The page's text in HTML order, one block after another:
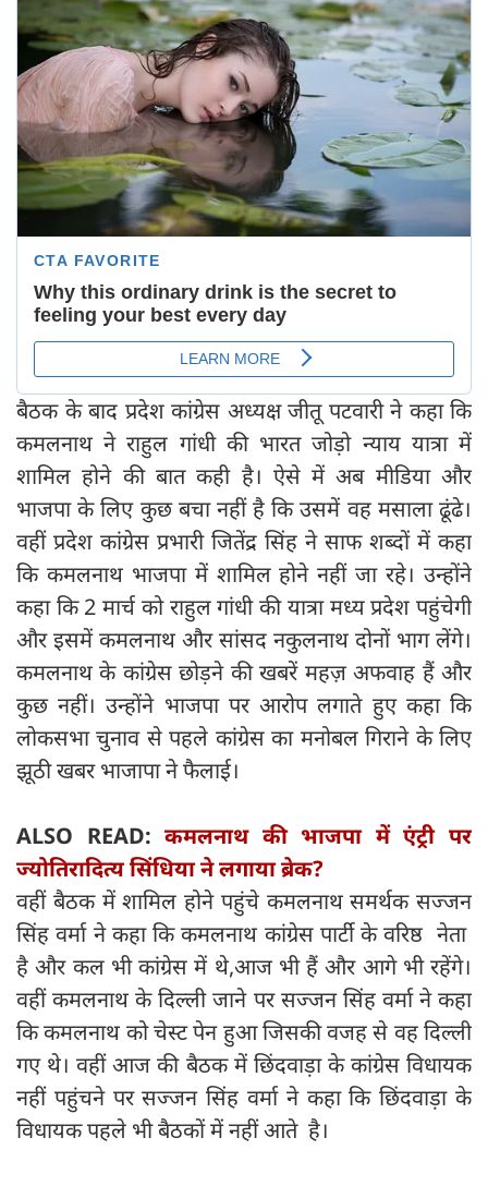
बैठक के बाद प्रदेश कांग्रेस अध्यक्ष जीतू पटवारी ने कहा कि
कमलनाथ ने राहुल गांधी की भारत जोड़ो न्याय यात्रा में
शामिल होने की बात कही है। ऐसे में अब मीडिया और
भाजपा के लिए कुछ बचा नहीं है कि उसमें वह मसाला ढूंढे।
वहीं प्रदेश कांग्रेस प्रभारी जितेंद्र सिंह ने साफ शब्दों में कहा
कि कमलनाथ भाजपा में शामिल होने नहीं जा रहे। उन्होंने
कहा कि 2 मार्च को राहुल गांधी की यात्रा मध्य प्रदेश पहुंचेगी
और इसमें कमलनाथ और सांसद नकुलनाथ दोनों भाग लेंगे।
कमलनाथ के कांग्रेस छोड़ने की खबरें महज़ अफवाह हैं और
कुछ नहीं। उन्होंने भाजपा पर आरोप लगाते हुए कहा कि
लोकसभा चुनाव से पहले कांग्रेस का मनोबल गिराने के लिए
झूठी खबर भाजापा ने फैलाई।
ALSO READ:कमलनाथ की भाजपा में एंट्री पर
ज्योतिरादित्य सिंधिया ने लगाया ब्रेक?
वहीं बैठक में शामिल होने पहुंचे कमलनाथ समर्थक सज्जन
सिंह वर्मा ने कहा कि कमलनाथ कांग्रेस पार्टी के वरिष्ठ नेता
है और कल भी कांग्रेस में थे,आज भी हैं और आगे भी रहेंगे।
वहीं कमलनाथ के दिल्ली जाने पर सज्जन सिंह वर्मा ने कहा
कि कमलनाथ को चेस्ट पेन हुआ जिसकी वजह से वह दिल्ली
गए थे। वहीं आज की बैठक में छिंदवाड़ा के कांग्रेस विधायक
नहीं पहुंचने पर सज्जन सिंह वर्मा ने कहा कि छिंदवाड़ा के
विधायक पहले भी बैठकों में नहीं आते है।